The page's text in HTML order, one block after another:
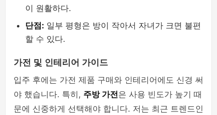
이 원활하다.
단점: 일부 평형은 방이 작아서 자녀가 크면 불편
할 수 있다.
가전 및 인테리어 가이드
입주 후에는 가전 제품 구매와 인테리어에도 신경 써
야 했습니다. 특히, 주방 가전은 사용 빈도가 높기 때
문에 신중하게 선택해야 합니다. 저는 최근 트렌드인